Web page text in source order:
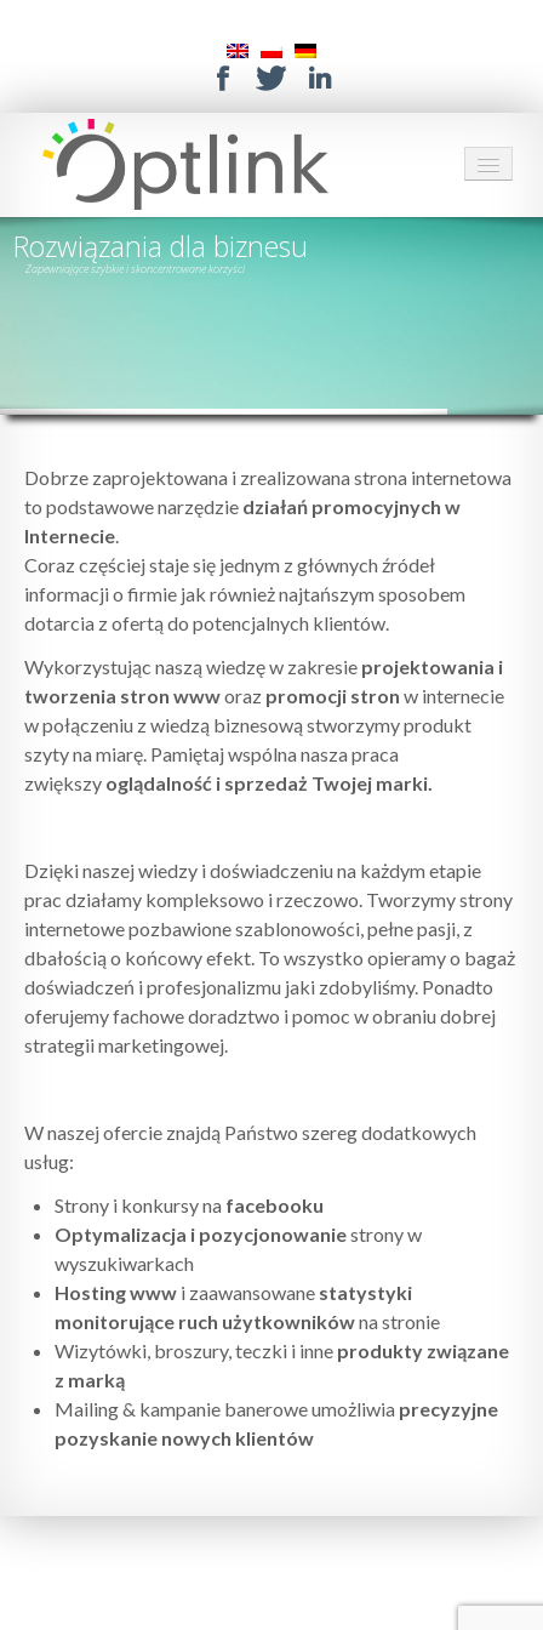
HOME
POMOC
Rozwiązania dla biznesu
Zapewniające szybkie i skoncentrowane korzyści
Dobrze zaprojektowana i zrealizowana strona internetowa
to podstawowe narzędzie działań promocyjnych w
Internecie.
Coraz częściej staje się jednym z głównych źródeł
informacji o firmie jak również najtańszym sposobem
dotarcia z ofertą do potencjalnych klientów.
Wykorzystując naszą wiedzę w zakresie projektowania i
tworzenia stron wwworaz promocji stron w internecie
w połączeniu z wiedzą biznesową stworzymy produkt
szyty na miarę. Pamiętaj wspólna nasza praca
zwiększy oglądalność i sprzedaż Twojej marki.
Dzięki naszej wiedzy i doświadczeniu na każdym etapie
prac działamy kompleksowo i rzeczowo. Tworzymy strony
internetowe pozbawione szablonowości, pełne pasji, z
dbałością o końcowy efekt. To wszystko opieramy o bagaż
doświadczeń i profesjonalizmu jaki zdobyliśmy. Ponadto
oferujemy fachowe doradztwo i pomoc w obraniu dobrej
strategii marketingowej.
W naszej ofercie znajdą Państwo szereg dodatkowych
usług:
Strony i konkursy na facebooku
Optymalizacja i pozycjonowaniestrony w
wyszukiwarkach
Hosting www i zaawansowane statystyki
monitorujące ruch użytkownikówna stronie
Wizytówki, broszury, teczki i inne produkty związane
z marką
Mailing & kampanie banerowe umożliwia precyzyjne
pozyskanie nowych klientów